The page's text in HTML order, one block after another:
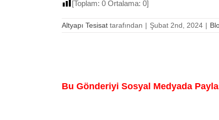
[Toplam: 0 Ortalama: 0]
Altyapı Tesisat tarafından | Şubat 2nd, 2024 |
Bu Gönderiyi Sosyal Medyada